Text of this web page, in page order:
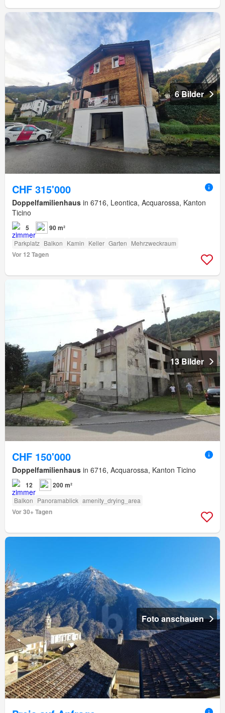
6 Bilder
CHF 315'000
Doppelfamilienhaus in 6716, Leontica, Acquarossa, Kanton
Ticino
5 90 m²
Parkplatz Balkon Kamin Keller Garten Mehrzweckraum
Vor 12 Tagen
13 Bilder
CHF 150'000
Doppelfamilienhaus in 6716, Acquarossa, Kanton Ticino
12 200 m²
Balkon Panoramablick amenity_drying_area
Vor 30+ Tagen
Foto anschauen